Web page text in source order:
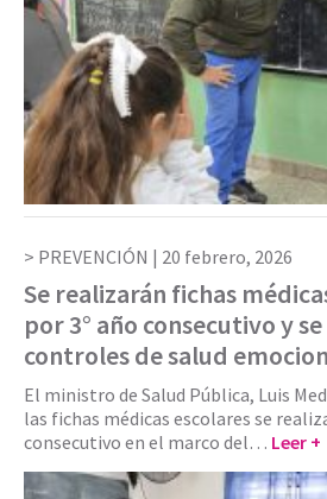
PREVENCIÓN | 20 febrero, 2026
Se realizarán fichas
por 3° año consecutivo y
controles de salud
El ministro de Salud Pública, Luis
las fichas médicas escolares se
consecutivo en el marco del… Leer +